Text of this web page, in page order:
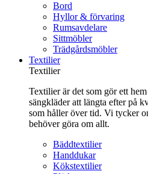
Bord
Hyllor & förvaring
Rumsavdelare
Sittmöbler
Trädgårdsmöbler
Textilier
Textilier
Textilier är det som gör ett
sängkläder att längta efter på
som håller över tid. Vi tycker
behöver göra om allt.
Bäddtextilier
Handdukar
Kökstextilier